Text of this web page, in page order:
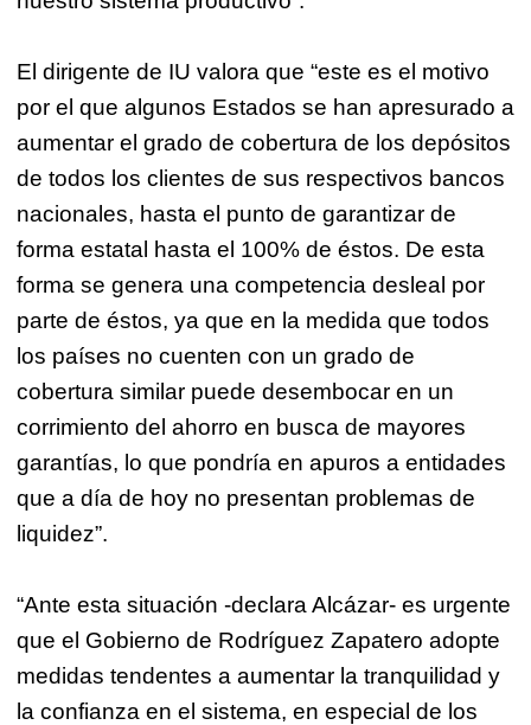
El dirigente de IU valora que “este es el motivo
por el que algunos Estados se han apresurado a
aumentar el grado de cobertura de los depósitos
de todos los clientes de sus respectivos bancos
nacionales, hasta el punto de garantizar de
forma estatal hasta el 100% de éstos. De esta
forma se genera una competencia desleal por
parte de éstos, ya que en la medida que todos
los países no cuenten con un grado de
cobertura similar puede desembocar en un
corrimiento del ahorro en busca de mayores
garantías, lo que pondría en apuros a entidades
que a día de hoy no presentan problemas de
liquidez”.
“Ante esta situación -declara Alcázar- es urgente
que el Gobierno de Rodríguez Zapatero adopte
medidas tendentes a aumentar la tranquilidad y
la confianza en el sistema, en especial de los